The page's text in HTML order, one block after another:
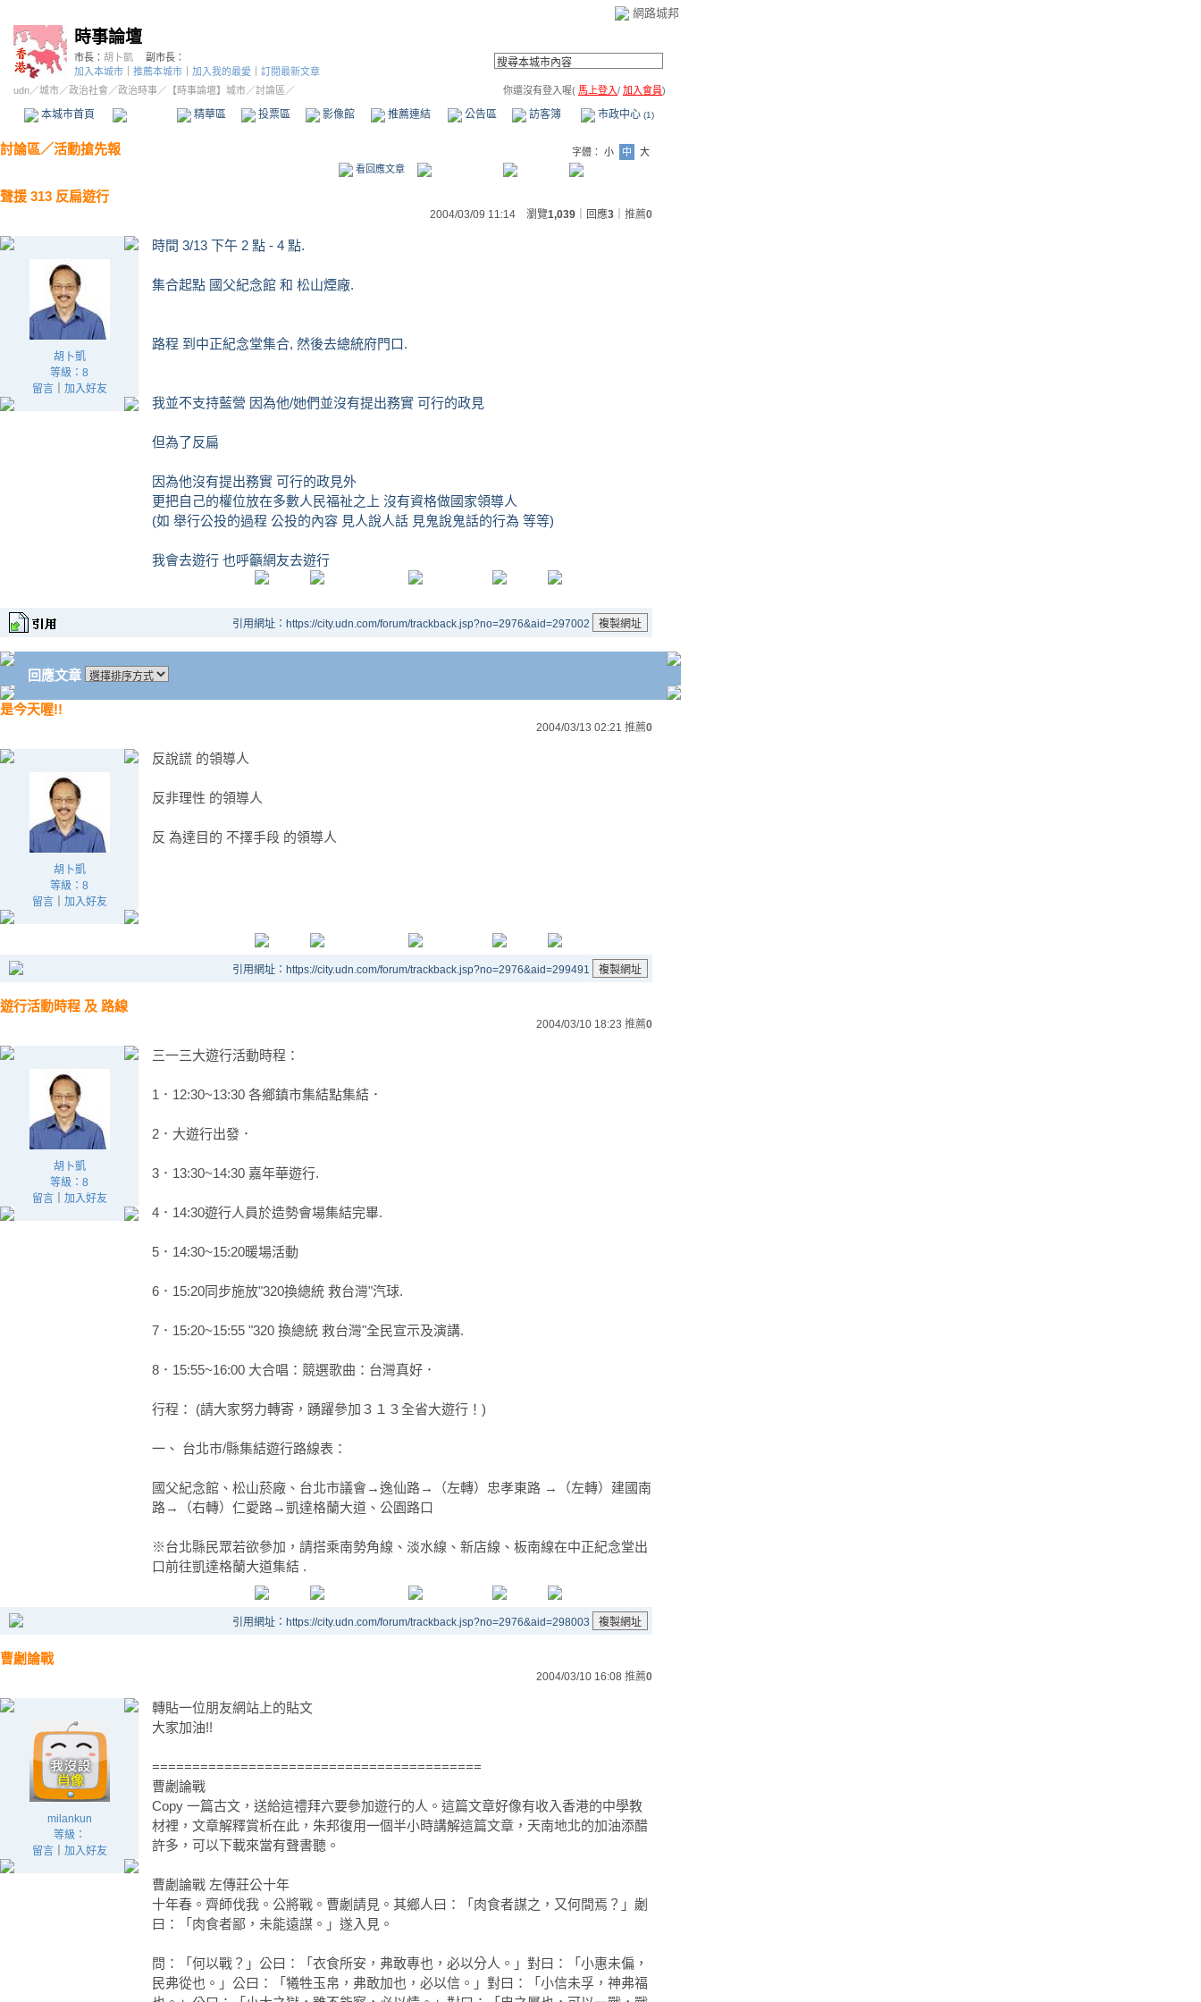
網路城邦
時事論壇
市長： 胡卜凱
副市長：
加入本城市
推薦本城市 加入我的最愛
訂閱最新文章
udn／城市／政治社會 ／政治時事／ 【時事論壇】城市／討論區／ 你還沒有登入喔( 馬上登入/ 加入會員)
本城市首頁 精華區 投票區 影像館 推薦連結 公告區 訪客簿 市政中心 (1)
討論區／活動搶先報 字體： 小 中
大
看回應文章
聲援 313 反扁遊行
2004/03/09 11:14 瀏覽1,039 ｜回應3 推薦0
胡卜凱
等級：8
留言｜ 加入好友
時間 3/13 下午 2 點 - 4 點.
集合起點 國父紀念館 和 松山煙廠.
路程 到中正紀念堂集合, 然後去總統府門口.
我並不支持藍營 因為他/她們並沒有提出務實 可行的政見
但為了反扁
因為他沒有提出務實 可行的政見外
更把自己的權位放在多數人民福祉之上 沒有資格做國家領導人
(如 舉行公投的過程 公投的內容 見人說人話 見鬼說鬼話的行為 等等)
我會去遊行 也呼籲網友去遊行
引用網址：https://city.udn.com/forum/trackback.jsp?no=2976&aid=297002
回應文章
是今天喔!!
2004/03/13 02:21 推薦0
胡卜凱
等級：8
留言｜ 加入好友
反說謊 的領導人
反非理性 的領導人
反 為達目的 不擇手段 的領導人
引用網址：https://city.udn.com/forum/trackback.jsp?no=2976&aid=299491
遊行活動時程 及 路線
2004/03/10 18:23 推薦0
胡卜凱
等級：8
留言｜ 加入好友
三一三大遊行活動時程：
1．12:30~13:30 各鄉鎮市集結點集結．
2．大遊行出發．
3．13:30~14:30 嘉年華遊行.
4．14:30遊行人員於造勢會場集結完畢.
5．14:30~15:20暖場活動
6．15:20同步施放"320換總統 救台灣"汽球.
7．15:20~15:55 "320 換總統 救台灣"全民宣示及演講.
8．15:55~16:00 大合唱：競選歌曲：台灣真好．
行程： (請大家努力轉寄，踴躍參加３１３全省大遊行！)
一、 台北市/縣集結遊行路線表：
國父紀念館、松山菸廠、台北市議會→逸仙路→（左轉）忠孝東路 →（左轉）建國南
路→（右轉）仁愛路→凱達格蘭大道、公園路口
※台北縣民眾若欲參加，請搭乘南勢角線、淡水線、新店線、板南線在中正紀念堂出
口前往凱達格蘭大道集結 .
引用網址：https://city.udn.com/forum/trackback.jsp?no=2976&aid=298003
曹劌論戰
2004/03/10 16:08 推薦0
milankun
等級：
留言｜ 加入好友
轉貼一位朋友網站上的貼文
大家加油!!
=========================================
曹劌論戰
Copy 一篇古文，送給這禮拜六要參加遊行的人。這篇文章好像有收入香港的中學教
材裡，文章解釋賞析在此，朱邦復用一個半小時講解這篇文章，天南地北的加油添醋
許多，可以下載來當有聲書聽。
曹劌論戰 左傳莊公十年
十年春。齊師伐我。公將戰。曹劌請見。其鄉人曰：「肉食者謀之，又何間焉？」劌
曰：「肉食者鄙，未能遠謀。」遂入見。
問：「何以戰？」公曰：「衣食所安，弗敢專也，必以分人。」對曰：「小惠未偏，
民弗從也。」公曰：「犧牲玉帛，弗敢加也，必以信。」對曰：「小信未孚，神弗福